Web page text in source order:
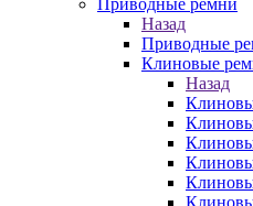
Назад
Приводные
Клиновые
Назад